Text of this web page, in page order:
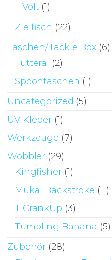
Volt (1)
Zielfisch (22)
Taschen/Tackle Box (6)
Futteral
(2)
Spoontaschen (1)
Uncategorized (5)
UV Kleber (1)
Werkzeuge (7)
Wobbler (29)
Kingfisher (1)
Mukai Backstroke (11)
T CrankUp (3)
Tumbling Banana (5)
Zubehör (28)